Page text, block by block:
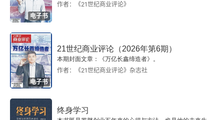
电子书
作者：《21世纪商业评论》
电子书
21世纪商业评论（2026年第6期）
本期封面文章：《万亿长鑫缔造者》。
作者：《21世纪商业评论》杂志社
终身学习